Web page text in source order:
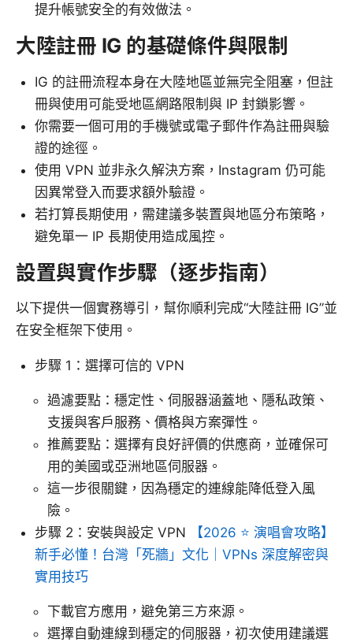
提升帳號安全的有效做法。
大陸註冊 IG 的基礎條件與限制
IG 的註冊流程本身在大陸地區並無完全阻塞，但註
冊與使用可能受地區網路限制與 IP 封鎖影響。
你需要一個可用的手機號或電子郵件作為註冊與驗
證的途徑。
使用 VPN 並非永久解決方案，Instagram 仍可能
因異常登入而要求額外驗證。
若打算長期使用，需建議多裝置與地區分布策略，
避免單一 IP 長期使用造成風控。
設置與實作步驟（逐步指南）
以下提供一個實務導引，幫你順利完成“大陸註冊 IG”並
在安全框架下使用。
步驟 1：選擇可信的 VPN
過濾要點：穩定性、伺服器涵蓋地、隱私政策、
支援與客戶服務、價格與方案彈性。
推薦要點：選擇有良好評價的供應商，並確保可
用的美國或亞洲地區伺服器。
這一步很關鍵，因為穩定的連線能降低登入風
險。
步驟 2：安裝與設定 VPN
【2026 ⭐ 演唱會攻略】
新手必懂！台灣「死牆」文化｜VPNs 深度解密與
實用技巧
下載官方應用，避免第三方來源。
選擇自動連線到穩定的伺服器，初次使用建議選